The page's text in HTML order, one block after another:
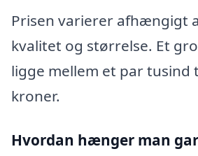
Prisen varierer afhængigt
kvalitet og størrelse. Et
ligge mellem et par tusind
kroner.
Hvordan hænger man